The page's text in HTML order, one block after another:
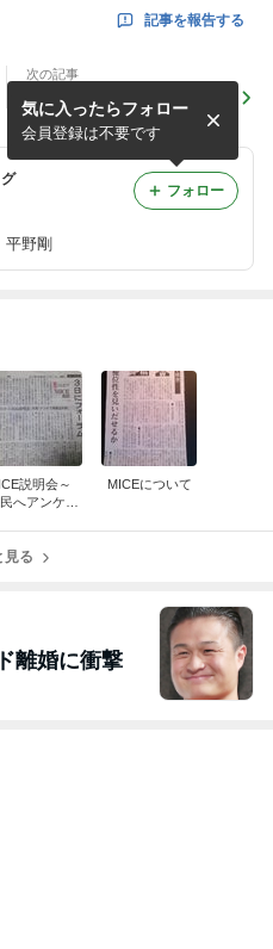
記事を報告する
次の記事
一般質問を終えて(2)～新た
な公会計(複式簿記)の導入に
ついて
野剛
気に入ったらフォロー
会員登録は不要です
フォロー
説明会～
へアンケー
MICEについて
見る
離婚に衝撃